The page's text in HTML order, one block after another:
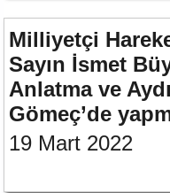
Milliyetçi
Sayın İsmet
Anlatma ve
Gömeç’de
19 Mart 2022